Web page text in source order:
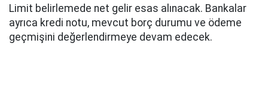
Limit belirlemede net gelir esas alınacak. Bankalar
ayrıca kredi notu, mevcut borç durumu ve ödeme
geçmişini değerlendirmeye devam edecek.